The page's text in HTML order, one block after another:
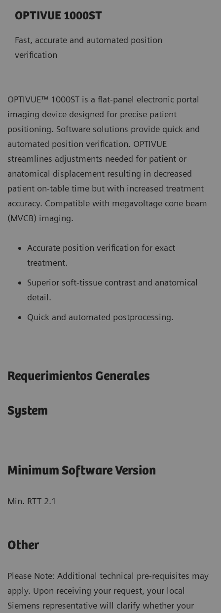
OPTIVUE 1000ST
Fast, accurate and automated position
verification
OPTIVUE™ 1000ST is a flat-panel electronic portal
imaging device designed for precise patient
positioning. Software solutions provide quick and
automated position verification. OPTIVUE
streamlines adjustments needed for patient or
anatomical displacement resulting in decreased
patient on-table time but with increased treatment
accuracy. Compatible with megavoltage cone beam
(MVCB) imaging.
Accurate position verification for exact
treatment.
Superior soft-tissue contrast and anatomical
detail.
Quick and automated postprocessing.
Requerimientos Generales
System
Minimum Software Version
Min. RTT 2.1
Other
Please Note: Additional technical pre-requisites may
apply. Upon receiving your request, your local
Siemens representative will clarify whether your